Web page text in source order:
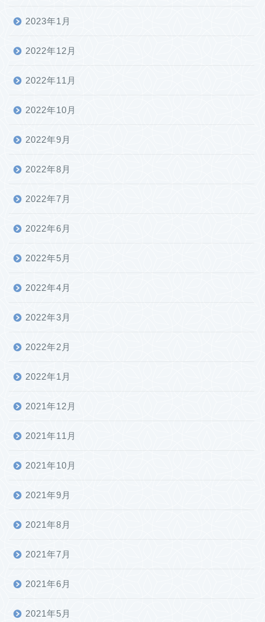
2023年1月
2022年12月
2022年11月
2022年10月
2022年9月
2022年8月
2022年7月
2022年6月
2022年5月
2022年4月
2022年3月
2022年2月
2022年1月
2021年12月
2021年11月
2021年10月
2021年9月
2021年8月
2021年7月
2021年6月
2021年5月